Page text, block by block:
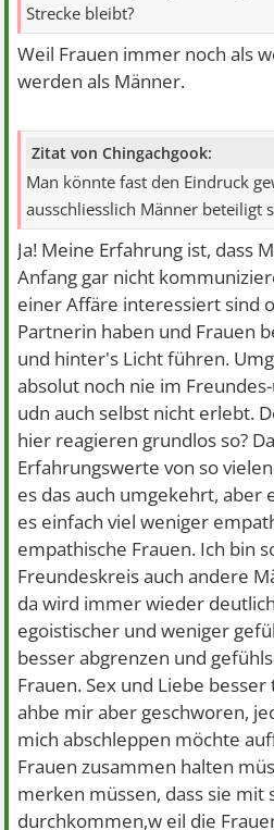
Strecke bleibt?
Weil Frauen immer noch als
werden als Männer.
Zitat von Chingachgook:
Man könnte fast den Eindruck
ausschliesslich Männer beteiligt
Ja! Meine Erfahrung ist, dass
Anfang gar nicht
einer Affäre interessiert sind
Partnerin haben und Frauen
und hinter's Licht führen.
absolut noch nie im
udn auch selbst nicht erlebt.
hier reagieren grundlos so?
Erfahrungswerte von so
es das auch umgekehrt, aber
es einfach viel weniger
empathische Frauen. Ich bin
Freundeskreis auch andere
da wird immer wieder
egoistischer und weniger
besser abgrenzen und
Frauen. Sex und Liebe
ahbe mir aber geschworen,
mich abschleppen möchte
Frauen zusammen halten
merken müssen, dass sie mit
durchkommen,w eil die